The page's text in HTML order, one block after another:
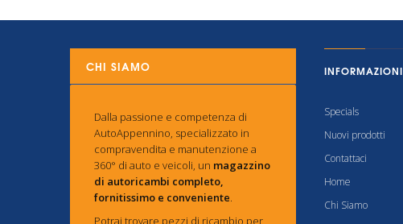
CHI SIAMO
Dalla passione e competenza di
AutoAppennino, specializzato in
compravendita e manutenzione a
360° di auto e veicoli, un magazzino
di autoricambi completo,
fornitissimo e conveniente.
Potrai trovare pezzi di ricambio per
INFORMAZIONI
Specials
Nuovi prodotti
Contattaci
Home
Chi Siamo